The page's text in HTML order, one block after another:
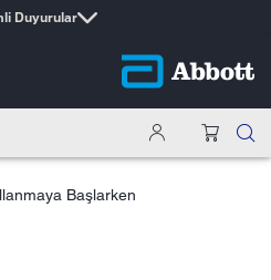
Duyurular
Başlarken